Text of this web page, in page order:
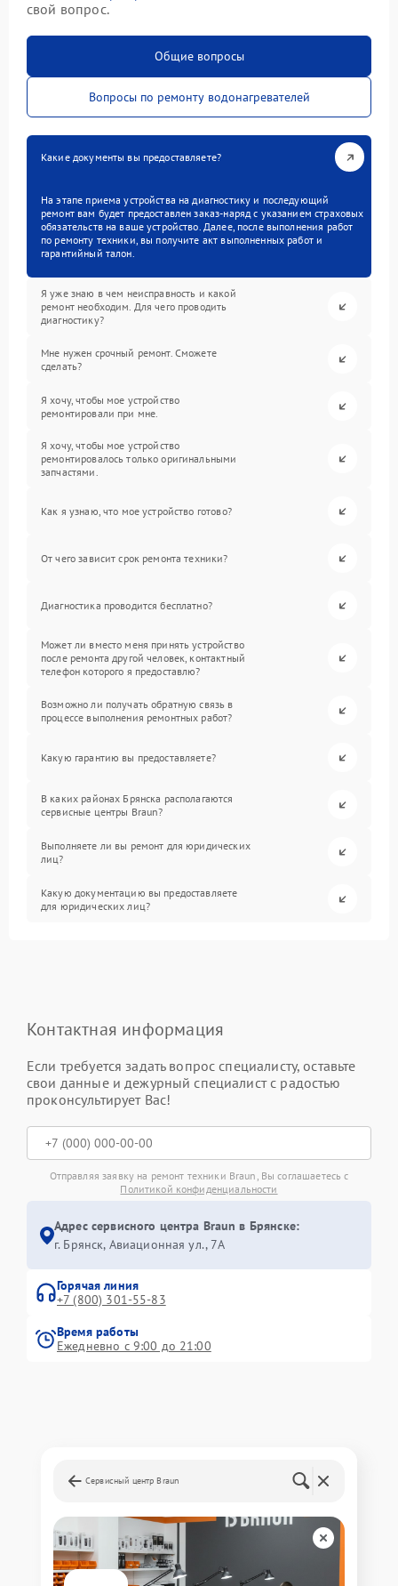
свой вопрос.
Общие вопросы
Вопросы по ремонту водонагревателей
Какие документы вы предоставляете?
На этапе приема устройства на диагностику и последующий
ремонт вам будет предоставлен заказ-наряд с указанием страховых
обязательств на ваше устройство. Далее, после выполнения работ
по ремонту техники, вы получите акт выполненных работ и
гарантийный талон.
Я уже знаю в чем неисправность и какой
ремонт необходим. Для чего проводить
диагностику?
Мне нужен срочный ремонт. Сможете
сделать?
Я хочу, чтобы мое устройство
ремонтировали при мне.
Я хочу, чтобы мое устройство
ремонтировалось только оригинальными
запчастями.
Как я узнаю, что мое устройство готово?
От чего зависит срок ремонта техники?
Диагностика проводится бесплатно?
Может ли вместо меня принять устройство
после ремонта другой человек, контактный
телефон которого я предоставлю?
Возможно ли получать обратную связь в
процессе выполнения ремонтных работ?
Какую гарантию вы предоставляете?
В каких районах Брянска располагаются
сервисные центры Braun?
Выполняете ли вы ремонт для юридических
лиц?
Какую документацию вы предоставляете
для юридических лиц?
Контактная информация
Если требуется задать вопрос специалисту, оставьте
свои данные и дежурный специалист с радостью
проконсультирует Вас!
Отправляя заявку на ремонт техники Braun, Вы соглашаетесь с
Политикой конфиденциальности
Адрес сервисного центра Braun в Брянске:
г. Брянск, Авиационная ул., 7А
Горячая линия
+7 (800) 301-55-83
Время работы
Ежедневно с 9:00 до 21:00
Сервисный центр Braun